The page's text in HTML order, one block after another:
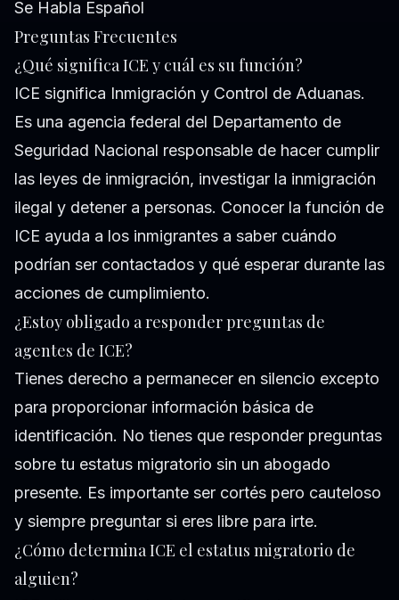
Se Habla Español
Preguntas Frecuentes
¿Qué significa ICE y cuál es su función?
ICE significa Inmigración y Control de Aduanas.
Es una agencia federal del Departamento de
Seguridad Nacional responsable de hacer cumplir
las leyes de inmigración, investigar la inmigración
ilegal y detener a personas. Conocer la función de
ICE ayuda a los inmigrantes a saber cuándo
podrían ser contactados y qué esperar durante las
acciones de cumplimiento.
¿Estoy obligado a responder preguntas de
agentes de ICE?
Tienes derecho a permanecer en silencio excepto
para proporcionar información básica de
identificación. No tienes que responder preguntas
sobre tu estatus migratorio sin un abogado
presente. Es importante ser cortés pero cauteloso
y siempre preguntar si eres libre para irte.
¿Cómo determina ICE el estatus migratorio de
alguien?